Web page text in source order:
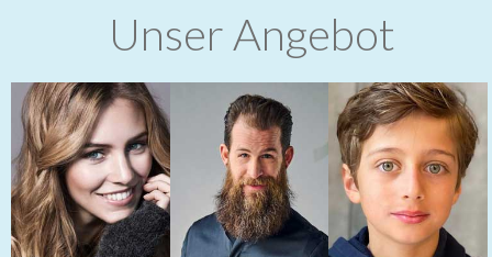
Unser Angebot